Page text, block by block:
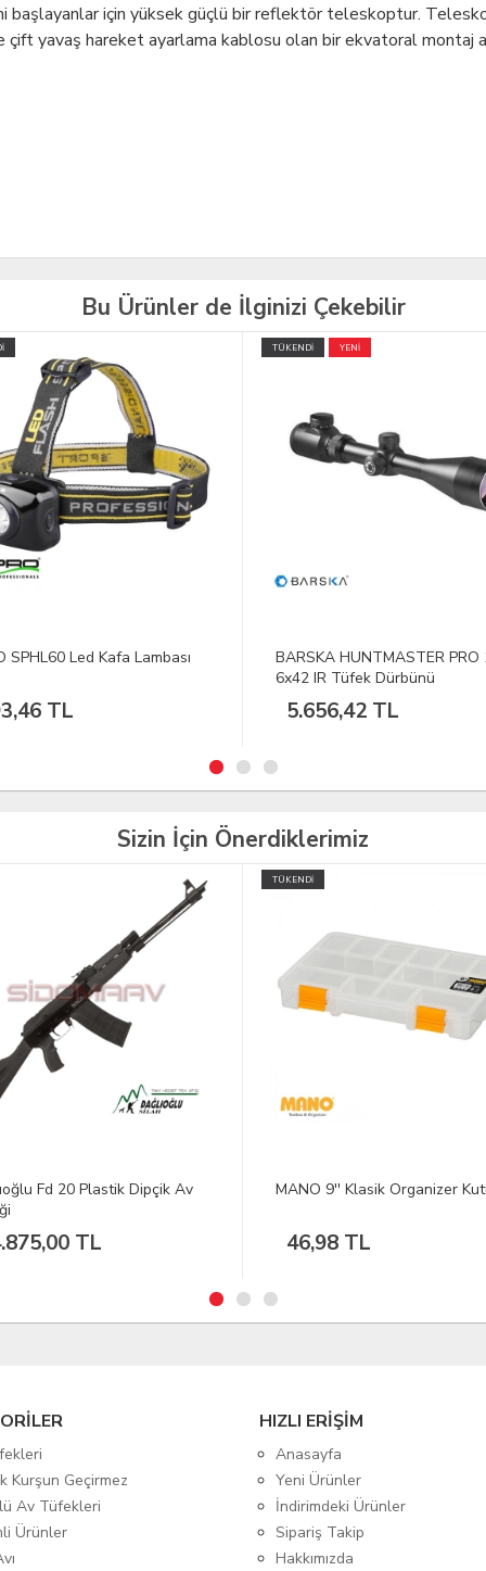
için yüksek güçlü bir reflektör teleskoptur.
yavaş hareket ayarlama kablosu olan bir ekvatoral montaj
Bu Ürünler de İlginizi Çekebilir
HUNTMASTER PRO 1.5-
TL
BARSKA CRUSH 10X42 Açık
El Dürbünü
6.878,66 TL
Sizin İçin Önerdiklerimiz
9'' Klasik Organizer Kutu
TL
STERLING WW1 25'Li Beyaz
33.036,47 TL
Kurşun Geçirmez
Av Tüfekleri
Ürünler
HIZLI ERİŞİM
Anasayfa
Yeni Ürünler
İndirimdeki Ürünler
Sipariş Takip
Hakkımızda